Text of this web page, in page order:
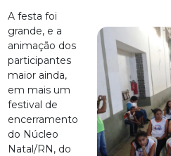
A festa foi
grande, e a
animação dos
participantes
maior ainda,
em mais um
festival de
encerramento
do Núcleo
Natal/RN, do